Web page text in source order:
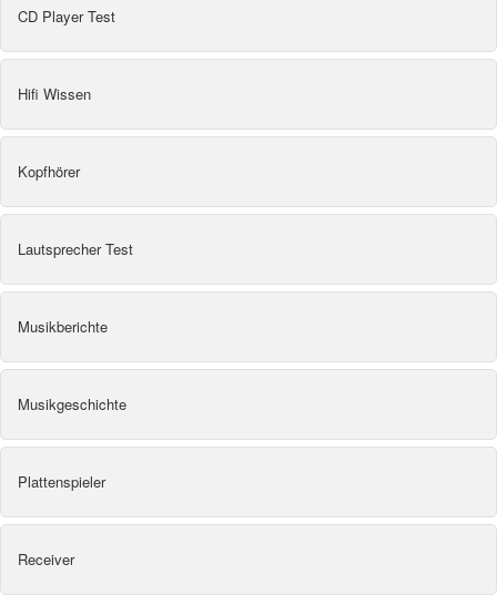
CD Player Test
Hifi Wissen
Kopfhörer
Lautsprecher Test
Musikberichte
Musikgeschichte
Plattenspieler
Receiver